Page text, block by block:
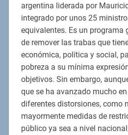
argentina liderada por
integrado por unos 25
equivalentes. Es un programa
de remover las trabas que
económica, política y social,
pobreza a su mínima
objetivos. Sin embargo,
que se ha avanzado mucho
diferentes distorsiones, como
mayormente medidas de
público ya sea a nivel